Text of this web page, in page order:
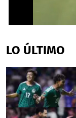
of
43
LO ÚLTIMO